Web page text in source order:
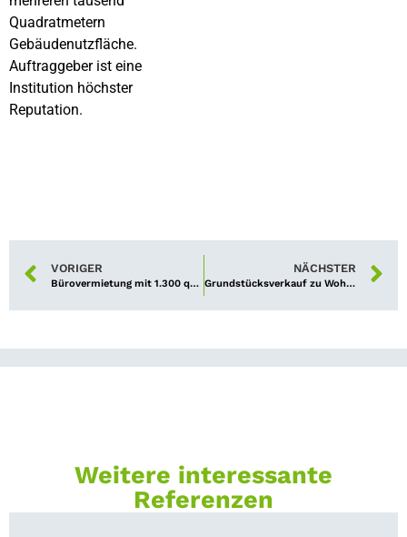
Quadratmetern
Gebäudenutzfläche.
Auftraggeber ist eine
Institution höchster
Reputation.
VORIGER
Bürovermietung mit 1.300 qm in zentraler Stadtlage geglückt
NÄCHSTER
Grundstücksverkauf zu Wohnbauzwecken gelungen
Weitere interessante
Referenzen